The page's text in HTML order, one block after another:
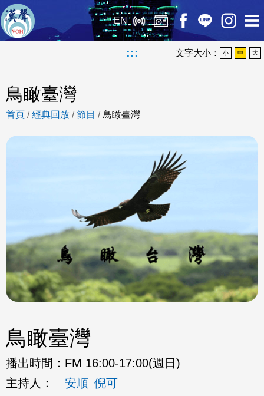
EN
::: 文字大小： 小 中 大
鳥瞰臺灣
首頁 /經典回放 /節目 / 鳥瞰臺灣
鳥瞰臺灣
播出時間： FM 16:00-17:00(週日)
主持人：
安順 倪可